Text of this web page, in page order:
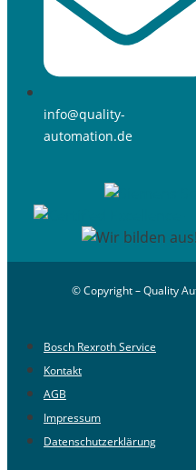
info@quality-
automation.de
© Copyright – Quality
Bosch Rexroth Service
Kontakt
AGB
Impressum
Datenschutzerklärung